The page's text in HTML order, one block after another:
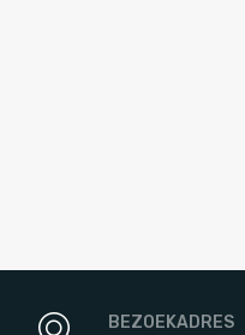
BEZOEKADRES